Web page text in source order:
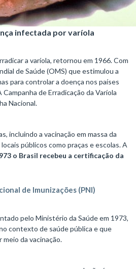
infectada por varíola
a varíola, retornou em 1966. Com
de Saúde (OMS) que estimulou a
para controlar a doença nos países
de Erradicação da Varíola
Nacional.
incluindo a vacinação em massa da
públicos como praças e escolas. A
o Brasil recebeu a certificação da
de Imunizações (PNI)
pelo Ministério da Saúde em 1973,
contexto de saúde pública e que
da vacinação.